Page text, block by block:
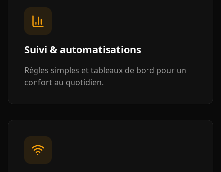
Suivi & automatisations
Règles simples et tableaux de bord pour un
confort au quotidien.